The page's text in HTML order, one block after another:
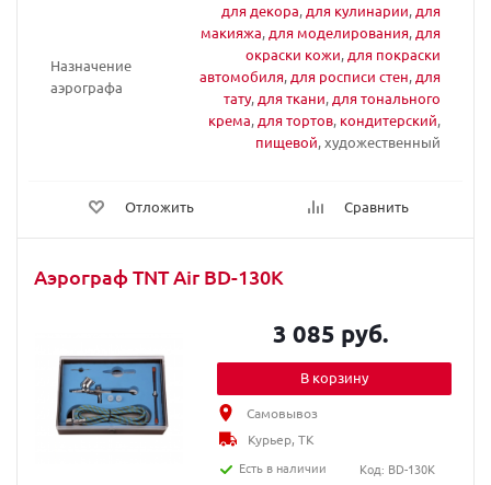
Назначение
аэрографа
для декора, для кулинарии, для
макияжа, для моделирования, для
окраски кожи, для покраски
автомобиля, для росписи стен, для
тату, для ткани, для тонального
крема, для тортов, кондитерский,
пищевой, художественный
Отложить Сравнить
Аэрограф TNT Air BD-130K
3 085 руб.
В корзину
Самовывоз
Курьер, ТК
Есть в наличии
Код: BD-130K